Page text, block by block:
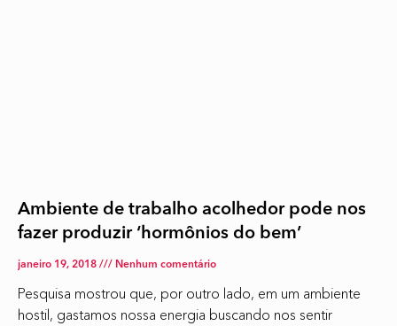
Ambiente de trabalho acolhedor pode nos
fazer produzir ‘hormônios do bem’
janeiro 19, 2018 Nenhum comentário
Pesquisa mostrou que, por outro lado, em um ambiente
hostil, gastamos nossa energia buscando nos sentir